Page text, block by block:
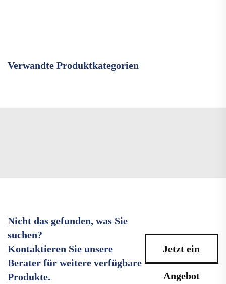
Verwandte Produktkategorien
Nicht das gefunden, was Sie
suchen?
Kontaktieren Sie unsere
Berater für weitere verfügbare
Produkte.
Jetzt ein
Angebot